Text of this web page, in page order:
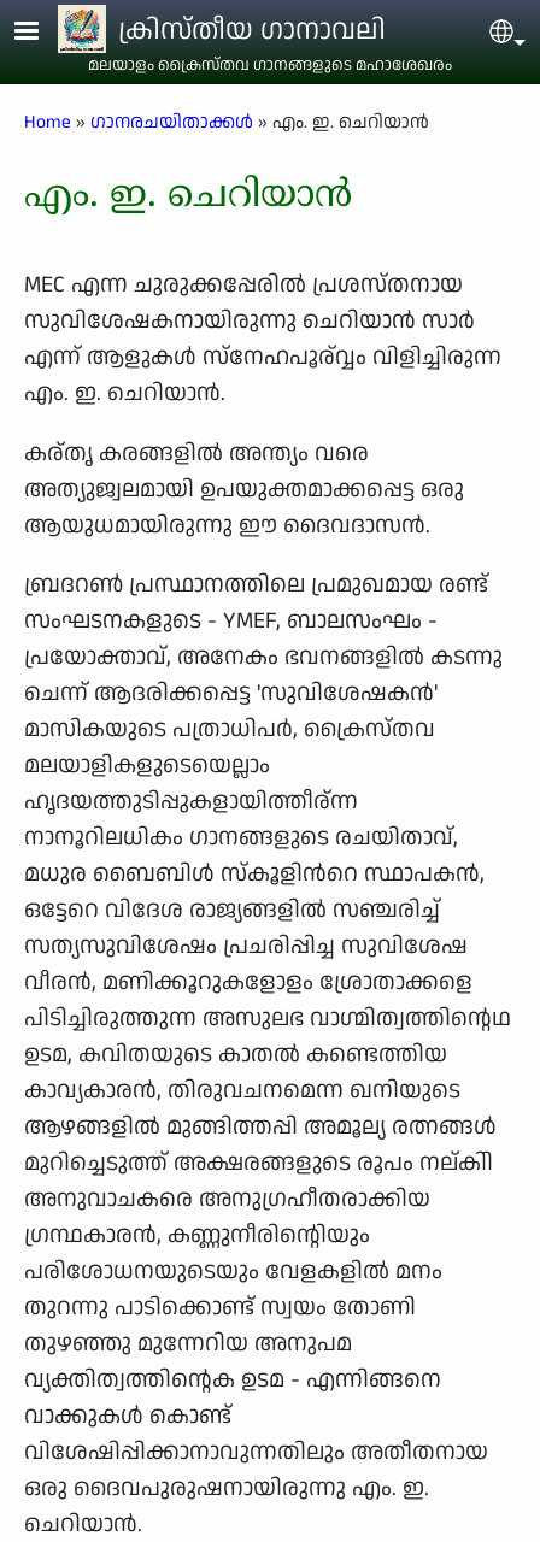
Skip to main contentക്രിസ്തീയ ഗാനാവലി
മലയാളം ക്രൈസ്തവ ഗാനങ്ങളുടെ മഹാശേഖരം
Breadcrumb
Home ഗാനരചയിതാക്കള്‍ എം. ഇ. ചെറിയാന്‍
എം. ഇ. ചെറിയാന്‍
MEC എന്ന ചുരുക്കപ്പേരില്‍ പ്രശസ്തനായ
സുവിശേഷകനായിരുന്നു ചെറിയാന്‍ സാര്‍
എന്ന് ആളുകള്‍ സ്നേഹപൂര്വ്വം വിളിച്ചിരുന്ന
എം. ഇ. ചെറിയാന്‍.
കര്തൃ കരങ്ങളില്‍ അന്ത്യം വരെ
അത്യുജ്വലമായി ഉപയുക്തമാക്കപ്പെട്ട ഒരു
ആയുധമായിരുന്നു ഈ ദൈവദാസന്‍.
ബ്രദറണ്‍ പ്രസ്ഥാനത്തിലെ പ്രമുഖമായ രണ്ട്
സംഘടനകളുടെ - YMEF, ബാലസംഘം -
പ്രയോക്താവ്, അനേകം ഭവനങ്ങളില്‍ കടന്നു
ചെന്ന് ആദരിക്കപ്പെട്ട 'സുവിശേഷകന്‍'
മാസികയുടെ പത്രാധിപര്‍, ക്രൈസ്തവ
മലയാളികളുടെയെല്ലാം
ഹൃദയത്തുടിപ്പുകളായിത്തീര്ന്ന
നാനൂറിലധികം ഗാനങ്ങളുടെ രചയിതാവ്,
മധുര ബൈബിള്‍ സ്കൂളിന്‍റെ സ്ഥാപകന്‍,
ഒട്ടേറെ വിദേശ രാജ്യങ്ങളില്‍ സഞ്ചരിച്ച്
സത്യസുവിശേഷം പ്രചരിപ്പിച്ച സുവിശേഷ
വീരന്‍, മണിക്കൂറുകളോളം ശ്രോതാക്കളെ
പിടിച്ചിരുത്തുന്ന അസുലഭ വാഗ്മിത്വത്തിന്റെഥ
ഉടമ, കവിതയുടെ കാതല്‍ കണ്ടെത്തിയ
കാവ്യകാരന്‍, തിരുവചനമെന്ന ഖനിയുടെ
ആഴങ്ങളില്‍ മുങ്ങിത്തപ്പി അമൂല്യ രത്നങ്ങള്‍
മുറിച്ചെടുത്ത് അക്ഷരങ്ങളുടെ രൂപം നല്കിി
അനുവാചകരെ അനുഗ്രഹീതരാക്കിയ
ഗ്രന്ഥകാരന്‍, കണ്ണുനീരിന്റെിയും
പരിശോധനയുടെയും വേളകളില്‍ മനം
തുറന്നു പാടിക്കൊണ്ട് സ്വയം തോണി
തുഴഞ്ഞു മുന്നേറിയ അനുപമ
വ്യക്തിത്വത്തിന്റെക ഉടമ - എന്നിങ്ങനെ
വാക്കുകള്‍ കൊണ്ട്
വിശേഷിപ്പിക്കാനാവുന്നതിലും അതീതനായ
ഒരു ദൈവപുരുഷനായിരുന്നു എം. ഇ.
ചെറിയാന്‍.